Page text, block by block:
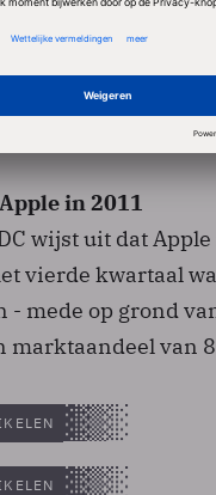
in februari op de
Galaxy Tab,
maker
komt.
in 2011
wijst uit dat
vierde kwartaal
mede op grond
marktaandeel van